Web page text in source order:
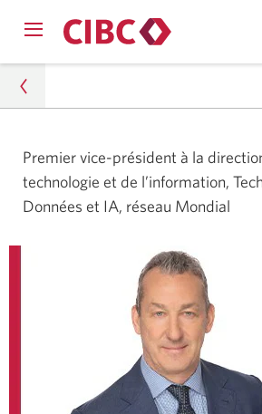
Passer
bancaires
en
Passer
navigation
menu.
À propos
Profil de la Banque
Premier vice-président à la
technologie et de l’information,
Données et IA, réseau Mondial